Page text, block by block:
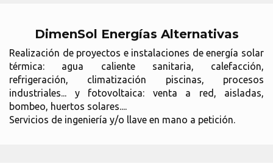
DimenSol Energías Alternativas
Realización de proyectos e instalaciones de energía solar
térmica: agua caliente sanitaria, calefacción,
refrigeración, climatización piscinas, procesos
industriales... y fotovoltaica: venta a red, aisladas,
bombeo, huertos solares....
Servicios de ingeniería y/o llave en mano a petición.